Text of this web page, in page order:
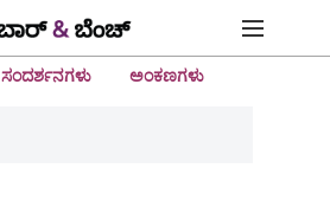
ಸಂದರ್ಶನಗಳು ಅಂಕಣಗಳು